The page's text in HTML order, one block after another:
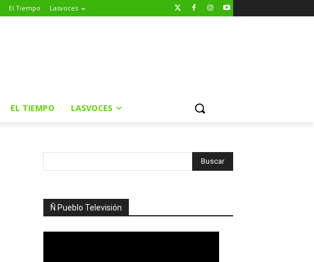
El Tiempo Lasvoces
EL TIEMPO LASVOCES
Ñ Pueblo Televisión